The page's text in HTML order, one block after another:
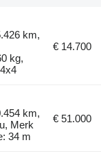
km,
kg,
€ 14.700
km,
Merk
34 m
€ 51.000